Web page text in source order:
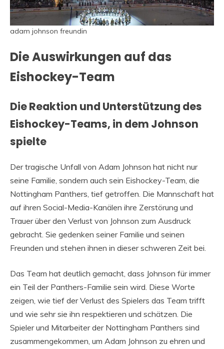
adam johnson freundin
Die Auswirkungen auf das
Eishockey-Team
Die Reaktion und Unterstützung des
Eishockey-Teams, in dem Johnson
spielte
Der tragische Unfall von Adam Johnson hat nicht nur
seine Familie, sondern auch sein Eishockey-Team, die
Nottingham Panthers, tief getroffen. Die Mannschaft hat
auf ihren Social-Media-Kanälen ihre Zerstörung und
Trauer über den Verlust von Johnson zum Ausdruck
gebracht. Sie gedenken seiner Familie und seinen
Freunden und stehen ihnen in dieser schweren Zeit bei.
Das Team hat deutlich gemacht, dass Johnson für immer
ein Teil der Panthers-Familie sein wird. Diese Worte
zeigen, wie tief der Verlust des Spielers das Team trifft
und wie sehr sie ihn respektieren und schätzen. Die
Spieler und Mitarbeiter der Nottingham Panthers sind
zusammengekommen, um Adam Johnson zu ehren und